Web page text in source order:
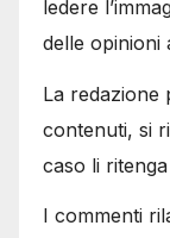
ledere
delle opinioni
La redazione
contenuti, si
caso li
I commenti